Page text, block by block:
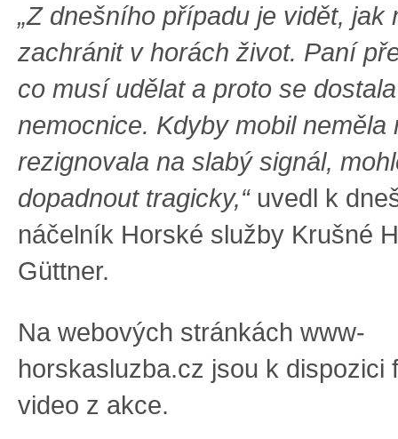
„Z dnešního případu je vidět, jak
zachránit v horách život. Paní
co musí udělat a proto se
nemocnice. Kdyby mobil neměla
rezignovala na slabý signál,
dopadnout tragicky,“uvedl k
náčelník Horské služby Krušné
Güttner.
Na webových stránkách www-
horskasluzba.cz jsou k dispozici
video z akce.